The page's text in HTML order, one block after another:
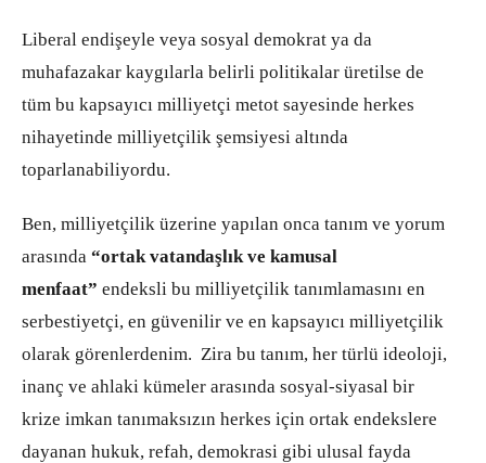
Liberal endişeyle veya sosyal demokrat ya da
muhafazakar kaygılarla belirli politikalar üretilse de
tüm bu kapsayıcı milliyetçi metot sayesinde herkes
nihayetinde milliyetçilik şemsiyesi altında
toparlanabiliyordu.
Ben, milliyetçilik üzerine yapılan onca tanım ve yorum
arasında “ortak vatandaşlık ve kamusal
menfaat” endeksli bu milliyetçilik tanımlamasını en
serbestiyetçi, en güvenilir ve en kapsayıcı milliyetçilik
olarak görenlerdenim. Zira bu tanım, her türlü ideoloji,
inanç ve ahlaki kümeler arasında sosyal-siyasal bir
krize imkan tanımaksızın herkes için ortak endekslere
dayanan hukuk, refah, demokrasi gibi ulusal fayda